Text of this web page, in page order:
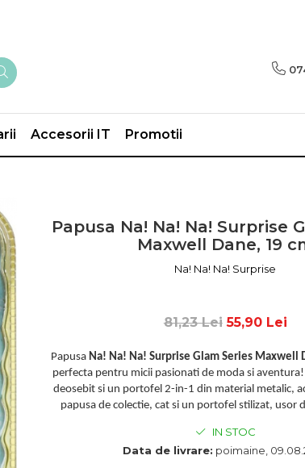
Accesorii IT Promotii
Papusa Na! Na! Na! Surprise
Maxwell Dane, 19
Na! Na! Na! Surprise
81,23 Lei 55,90 Lei
Papusa Na! Na! Na! Surprise Glam Series Maxwell
perfecta pentru micii pasionati de moda si
deosebit si un portofel 2-in-1 din material metalic,
papusa de colectie, cat si un portofel stilizat, usor
IN STOC
Data de livrare: poimaine,